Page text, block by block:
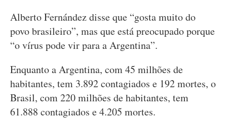
Alberto Fernández disse que “gosta muito do
povo brasileiro”, mas que está preocupado porque
“o vírus pode vir para a Argentina”.
Enquanto a Argentina, com 45 milhões de
habitantes, tem 3.892 contagiados e 192 mortes, o
Brasil, com 220 milhões de habitantes, tem
61.888 contagiados e 4.205 mortes.